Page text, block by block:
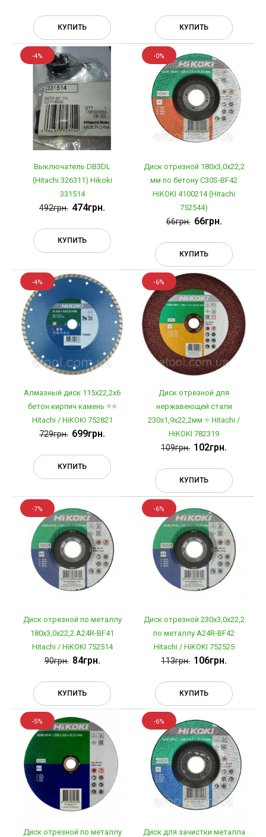
КУПИТЬ КУПИТЬ
-4%
Выключатель DB3DL
(Hitachi 326311) Hikoki
331514
492грн. 474грн.
КУПИТЬ
-0%
Диск отрезной 180х3,0х22,2
мм по бетону C30S-BF42
HiKOKI 4100214 (Hitachi
752544)
66грн. 66грн.
КУПИТЬ
-4%
Алмазный диск 115x22,2x6
бетон кирпич камень ⭐️⭐️
Hitachi / HiKOKI 752821
729грн. 699грн.
КУПИТЬ
-6%
Диск отрезной для
нержавеющей стали
230х1,9х22,2мм ⭐ Hitachi /
HiKOKI 782319
109грн. 102грн.
КУПИТЬ
-7%
Диск отрезной по металлу
180х3,0х22,2 A24R-BF41
Hitachi / HiKOKI 752514
90грн. 84грн.
КУПИТЬ
-6%
Диск отрезной 230х3,0х22,2
по металлу A24R-BF42
Hitachi / HiKOKI 752525
113грн. 106грн.
КУПИТЬ
-5%
Диск отрезной по металлу
-6%
Диск для зачистки металла